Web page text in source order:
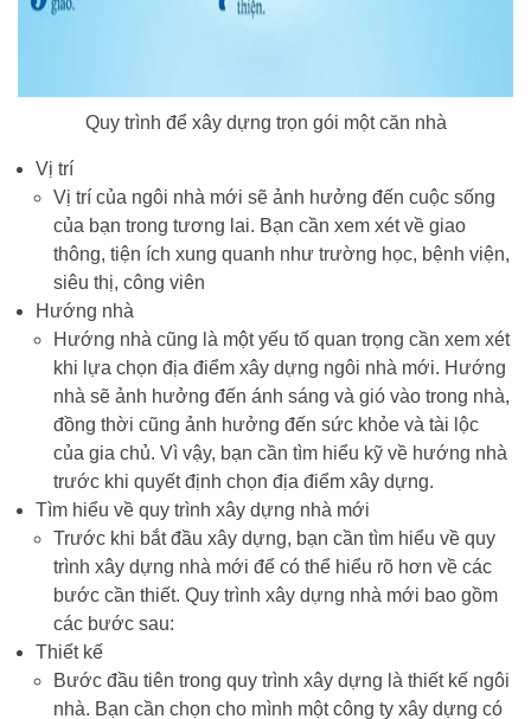
Quy trình để xây dựng trọn gói một căn nhà
Vị trí
Vị trí của ngôi nhà mới sẽ ảnh hưởng đến cuộc sống
của bạn trong tương lai. Bạn cần xem xét về giao
thông, tiện ích xung quanh như trường học, bệnh viện,
siêu thị, công viên
Hướng nhà
Hướng nhà cũng là một yếu tố quan trọng cần xem xét
khi lựa chọn địa điểm xây dựng ngôi nhà mới. Hướng
nhà sẽ ảnh hưởng đến ánh sáng và gió vào trong nhà,
đồng thời cũng ảnh hưởng đến sức khỏe và tài lộc
của gia chủ. Vì vậy, bạn cần tìm hiểu kỹ về hướng nhà
trước khi quyết định chọn địa điểm xây dựng.
Tìm hiểu về quy trình xây dựng nhà mới
Trước khi bắt đầu xây dựng, bạn cần tìm hiểu về quy
trình xây dựng nhà mới để có thể hiểu rõ hơn về các
bước cần thiết. Quy trình xây dựng nhà mới bao gồm
các bước sau:
Thiết kế
Bước đầu tiên trong quy trình xây dựng là thiết kế ngôi
nhà. Bạn cần chọn cho mình một công ty xây dựng có